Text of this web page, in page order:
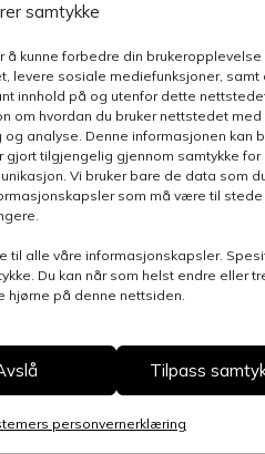
samtykke
kunne forbedre din brukeropplevelse
levere sosiale mediefunksjoner, samt
innhold på og utenfor dette
om hvordan du bruker nettstedet med
analyse. Denne informasjonen kan
tilgjengelig gjennom samtykke for
Vi bruker bare de data som
som må være til
til alle våre informasjonskapsler.
Du kan når som helst endre eller
hjørne på denne nettsiden.
Tilpass
personvernerklæring
strålende. Vi hadde
publikum storkoste